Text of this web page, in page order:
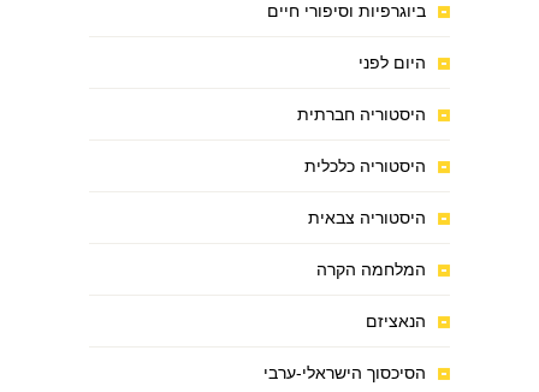
ביוגרפיות וסיפורי חיים
היום לפני
היסטוריה חברתית
היסטוריה כלכלית
היסטוריה צבאית
המלחמה הקרה
הנאציזם
הסיכסוך הישראלי-ערבי